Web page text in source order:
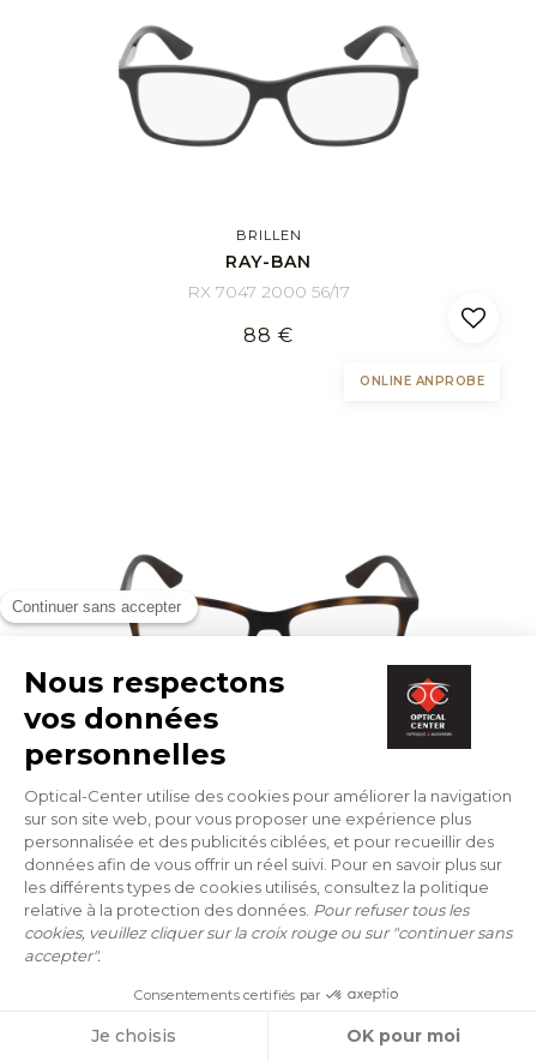
BRILLEN
RAY-BAN
RX 7047 2000 56/17
88 €
ONLINE ANPROBE
RAY-BAN
RX 7047 5573 56/17
88 €
ONLINE ANPROBE